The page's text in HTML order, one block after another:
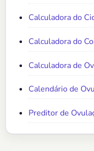
Calculadora do
Calculadora do
Calculadora de
Calendário de
Preditor de